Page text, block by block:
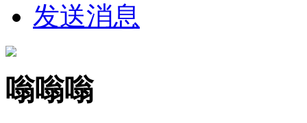
发送消息
嗡嗡嗡